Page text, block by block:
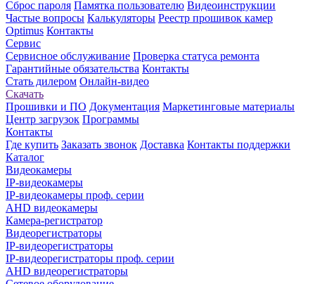
Сброс пароля Памятка пользователю Видеоинструкции
Частые вопросы Калькуляторы Реестр прошивок камер
Optimus Контакты
Сервис
Сервисное обслуживание Проверка статуса ремонта
Гарантийные обязательства Контакты
Стать дилером Онлайн-видео
Скачать
Прошивки и ПО Документация Маркетинговые материалы
Центр загрузок Программы
Контакты
Где купить Заказать звонок Доставка Контакты поддержки
Каталог
Видеокамеры
IP-видеокамеры
IP-видеокамеры проф. серии
AHD видеокамеры
Камера-регистратор
Видеорегистраторы
IP-видеорегистраторы
IP-видеорегистраторы проф. серии
AHD видеорегистраторы